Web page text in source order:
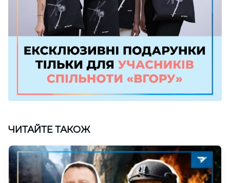
ЧИТАЙТЕ ТАКОЖ